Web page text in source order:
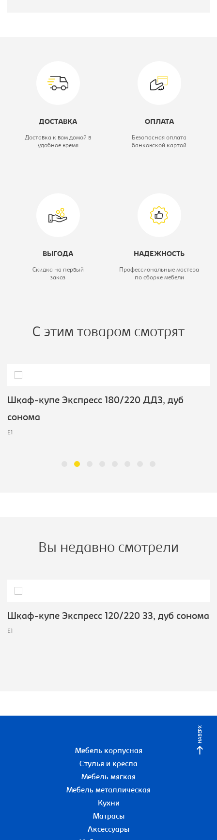
Тип шкафа: Шкаф-купе
Ширина, мм:
ДОСТАВКА
Доставка к вам домой в
удобное время
ОПЛАТА
Безопасная оплата
банковской картой
ВЫГОДА
Скидка на первый
заказ
НАДЕЖНОСТЬ
Профессиональные мастера
по сборке мебели
С этим товаром смотрят
Шкаф-купе Экспресс 180/220 ДДЗ, дуб
сонома
E1
Вы недавно смотрели
Шкаф-купе Экспресс 120/220 ЗЗ, дуб сонома
E1
НАВЕРХ
Мебель корпусная
Стулья и кресла
Мебель мягкая
Мебель металлическая
Кухни
Матрасы
Аксессуары